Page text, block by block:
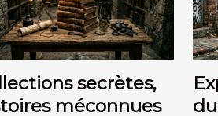
secrètes,
méconnues